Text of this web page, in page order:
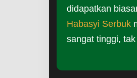
didapatkan
Habasyi Serbuk
sangat tinggi,